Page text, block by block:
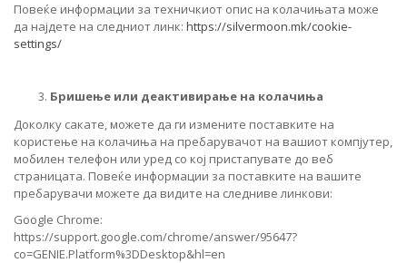
Повеќе информации за техничкиот опис на колачињата може
да најдете на следниот линк: https://silvermoon.mk/cookie-
settings/
Бришење или деактивирање на колачиња
Доколку сакате, можете да ги измените поставките на
користење на колачиња на пребарувачот на вашиот компјутер,
мобилен телефон или уред со кој пристапувате до веб
страницата. Повеќе информации за поставките на вашите
пребарувачи можете да видите на следниве линкови:
Google Chrome:
https://support.google.com/chrome/answer/95647?
co=GENIE.Platform%3DDesktop&hl=en